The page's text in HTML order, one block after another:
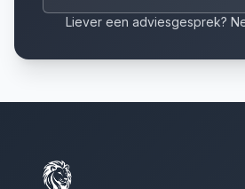
Liever een adviesgesprek?